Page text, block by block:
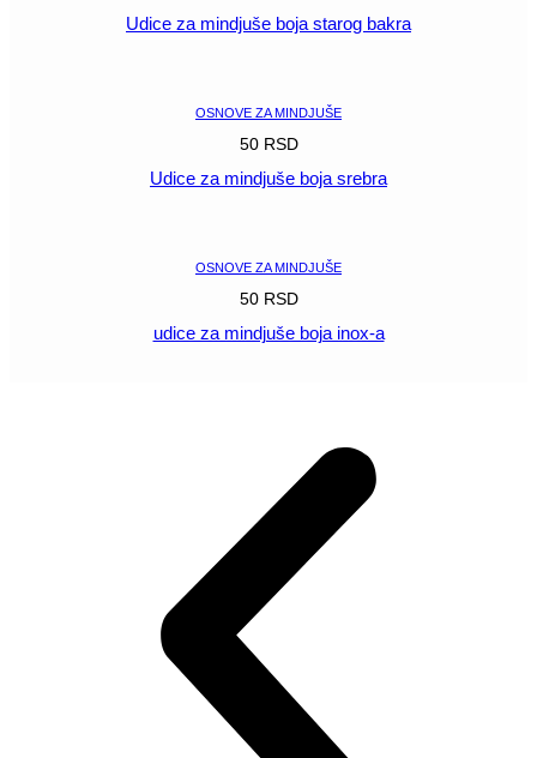
Udice za mindjuše boja starog bakra
OSNOVE ZA MINDJUŠE
50 RSD
Udice za mindjuše boja srebra
OSNOVE ZA MINDJUŠE
50 RSD
udice za mindjuše boja inox-a